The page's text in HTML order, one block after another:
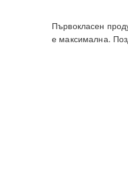
Първокласен
е максимална.